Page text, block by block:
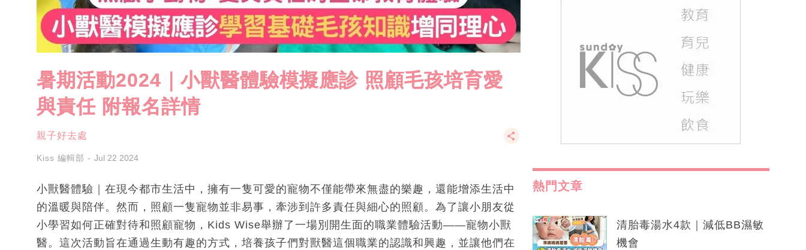
暑期活動2024｜小獸醫體驗模擬應診 照顧毛孩培育愛
與責任 附報名詳情
親子好去處
Kiss 編輯部 Jul 22 2024
小獸醫體驗｜在現今都市生活中，擁有一隻可愛的寵物不僅能帶來無盡的樂趣，還能增添生活中
的溫暖與陪伴。然而，照顧一隻寵物並非易事，牽涉到許多責任與細心的照顧。為了讓小朋友從
小學習如何正確對待和照顧寵物，Kids Wise舉辦了一場別開生面的職業體驗活動——寵物小獸
醫。這次活動旨在通過生動有趣的方式，培養孩子們對獸醫這個職業的認識和興趣，並讓他們在
熱門文章
清胎毒湯水4款｜減低BB濕敏
機會